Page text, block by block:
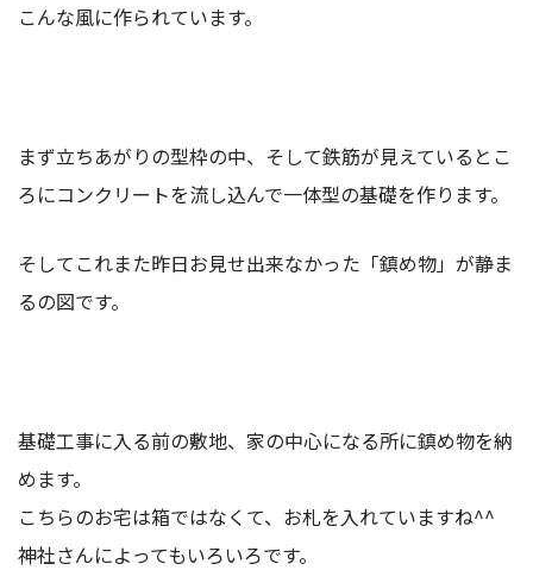
こんな風に作られています。
まず立ちあがりの型枠の中、そして鉄筋が見えているとこ
ろにコンクリートを流し込んで一体型の基礎を作ります。
そしてこれまた昨日お見せ出来なかった「鎮め物」が静ま
るの図です。
基礎工事に入る前の敷地、家の中心になる所に鎮め物を納
めます。
こちらのお宅は箱ではなくて、お札を入れていますね^^
神社さんによってもいろいろです。